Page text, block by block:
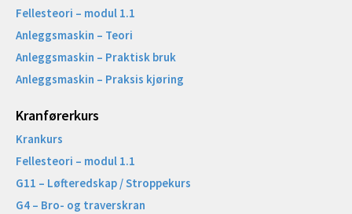
Fellesteori – modul 1.1
Anleggsmaskin – Teori
Anleggsmaskin – Praktisk bruk
Anleggsmaskin – Praksis kjøring
Kranførerkurs
Krankurs
Fellesteori – modul 1.1
G11 – Løfteredskap / Stroppekurs
G4 – Bro- og traverskran